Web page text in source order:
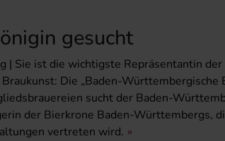
gesucht
| Sie ist die wichtigste Repräsentantin der
Die „Baden-Württembergische
sucht der Baden-
der Bierkrone Baden-Württembergs,
vertreten wird.